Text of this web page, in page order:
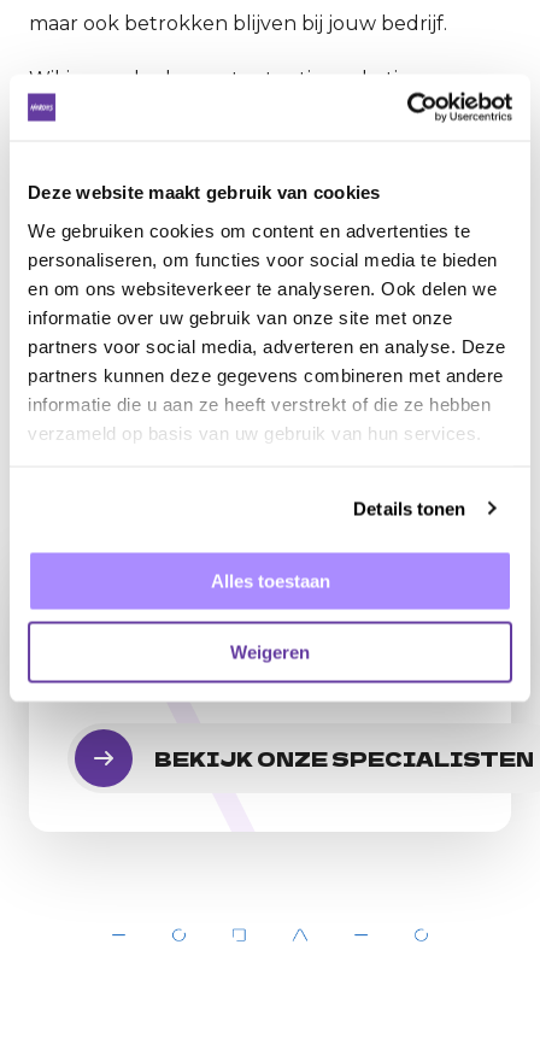
Deze website maakt gebruik van cookies
We gebruiken cookies om content en advertenties te
personaliseren, om functies voor social media te bieden
en om ons websiteverkeer te analyseren. Ook delen we
informatie over uw gebruik van onze site met onze
partners voor social media, adverteren en analyse. Deze
partners kunnen deze gegevens combineren met andere
informatie die u aan ze heeft verstrekt of die ze hebben
verzameld op basis van uw gebruik van hun services.
Details tonen
Alles toestaan
Weigeren
maar ook betrokken blijven bij jouw bedrijf.
Wil je aan de slag met retentiemarketing, maar
weet je niet waar te beginnen? Via
Endeavour
marketeer in die jou helpt met het opzetten,
uitvoeren en optimaliseren van een succesvolle
retentiestrategie. Zo haal je méér uit je bestaande
klantenbestand en bouw je aan langdurige
INTERESSE IN EEN
INHOUSE
MARKETEER?
BEKIJK ONZE SPECIALISTEN